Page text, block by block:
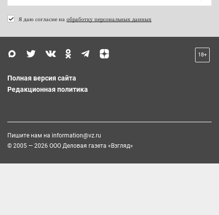
Я даю согласие на обработку персональных данных
18+
Полная версия сайта
Редакционная политика
Пишите нам на information@vz.ru
© 2005 — 2026 ООО Деловая газета «Взгляд»